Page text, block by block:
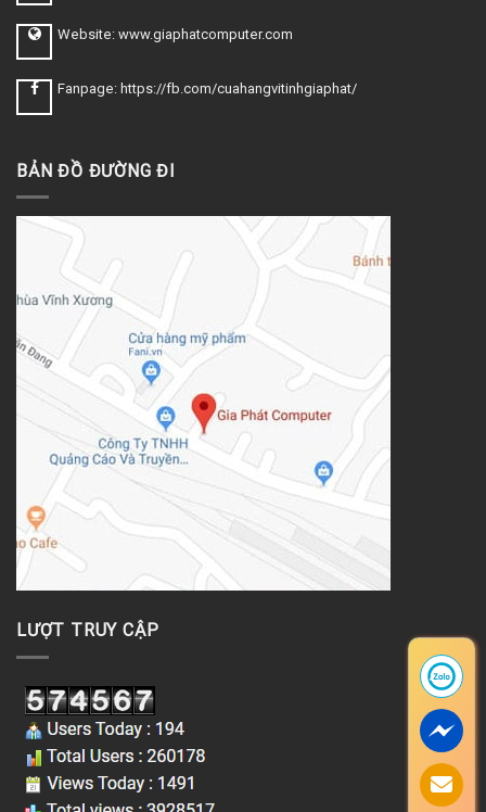
Website: www.giaphatcomputer.com
Fanpage: https://fb.com/cuahangvitinhgiaphat/
BẢN ĐỒ ĐƯỜNG ĐI
LƯỢT TRUY CẬP